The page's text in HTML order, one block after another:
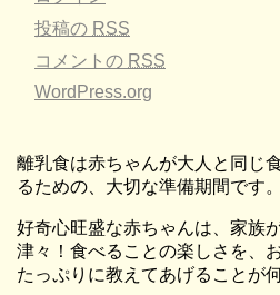
投稿の RSS
コメントの RSS
WordPress.org
離乳食は赤ちゃんが大人と同じ
るための、大切な準備期間です。
好奇心旺盛な赤ちゃんは、家族
津々！食べることの楽しさを、
たっぷりに教えてあげることが